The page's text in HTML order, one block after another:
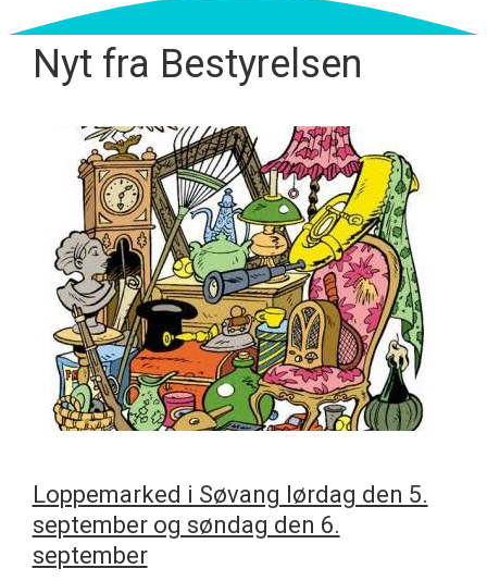
Nyt fra Bestyrelsen
Loppemarked i Søvang lørdag den 5.
september og søndag den 6.
september